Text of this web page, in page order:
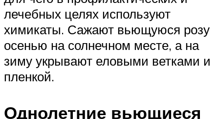
лечебных целях используют
химикаты. Сажают вьющуюся розу
осенью на солнечном месте, а на
зиму укрывают еловыми ветками и
пленкой.
Однолетние вьющиеся